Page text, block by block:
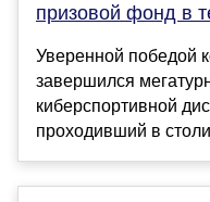
призовой фонд в
Уверенной победой
завершился
киберспортивной
проходивший в